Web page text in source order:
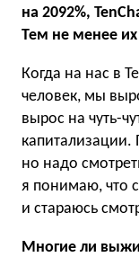
на 2092%,
Тем не менее
Когда на нас в
человек, мы
вырос на чуть-
капитализации.
но надо
я понимаю, что
и стараюсь
Многие ли